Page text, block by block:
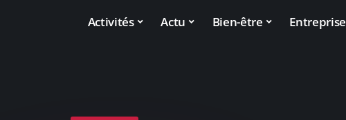
Activités Actu Bien-être Entreprise